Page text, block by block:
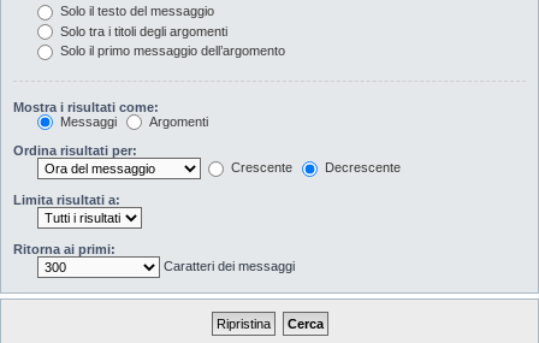
Solo il testo del messaggio
Solo tra i titoli degli argomenti
Solo il primo messaggio dell’argomento
Mostra i risultati come:
Messaggi
Argomenti
Ordina risultati per:
Crescente
Decrescente
Limita risultati a:
Ritorna ai primi:
Caratteri dei messaggi